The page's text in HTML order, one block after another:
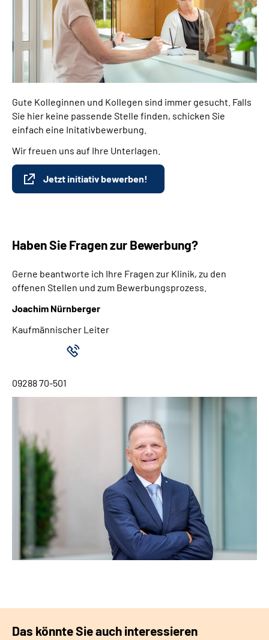
Gute Kolleginnen und Kollegen sind immer gesucht. Falls
Sie hier keine passende Stelle finden, schicken Sie
einfach eine Initativbewerbung.
Wir freuen uns auf Ihre Unterlagen.
Jetzt initiativ bewerben!
Haben Sie Fragen zur Bewerbung?
Gerne beantworte ich Ihre Fragen zur Klinik, zu den
offenen Stellen und zum Bewerbungsprozess.
Joachim Nürnberger
Kaufmännischer Leiter
09288 70-501
Das könnte Sie auch interessieren